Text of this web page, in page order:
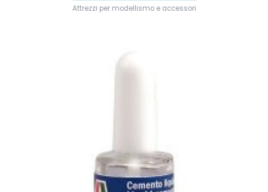
Attrezzi per modellismo e accessori